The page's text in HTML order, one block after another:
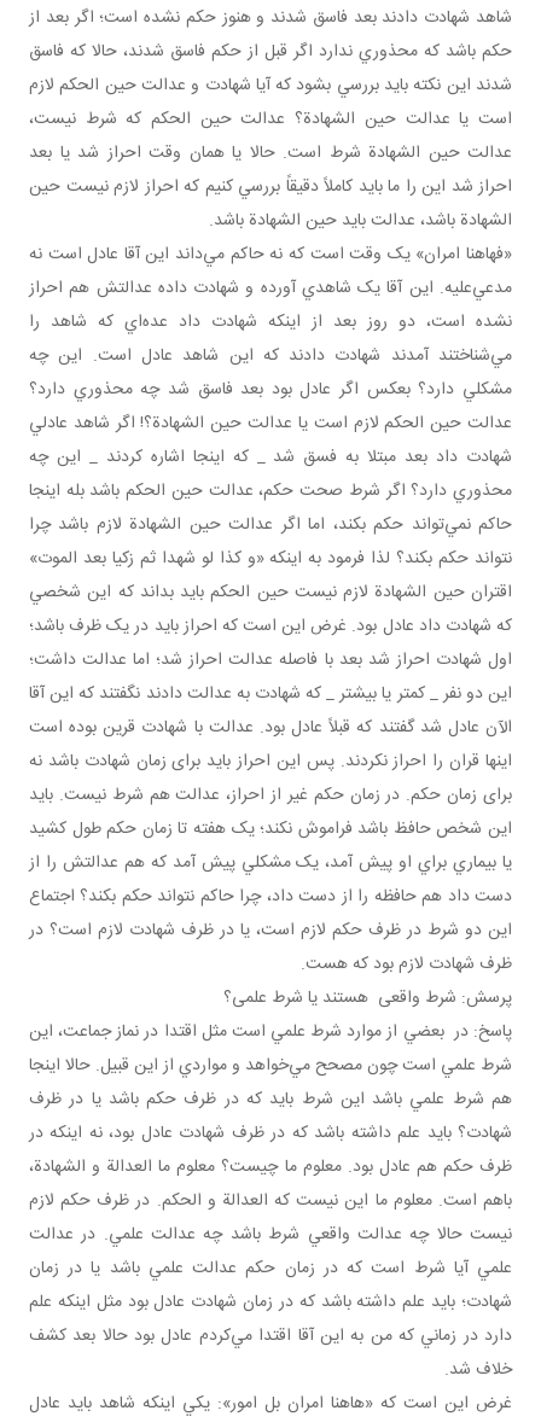
شاهد شهادت دادند بعد فاسق شدند و هنوز حکم نشده است؛ اگر بعد از
حکم باشد که محذوري ندارد اگر قبل از حکم فاسق شدند، حالا که فاسق
شدند اين نکته بايد بررسي بشود که آيا شهادت و عدالت حين الحکم لازم
است يا عدالت حين الشهادة؟ عدالت حين الحکم که شرط نيست،
عدالت حين الشهادة شرط است. حالا يا همان وقت احراز شد يا بعد
احراز شد اين را ما بايد کاملاً دقيقاً بررسي کنيم که احراز لازم نيست حين
الشهادة باشد، عدالت بايد حين الشهادة باشد.
«فهاهنا امران» يک وقت است که نه حاکم مي‌داند اين آقا عادل است نه
مدعي‌عليه. اين آقا يک شاهدي آورده و شهادت داده عدالتش هم احراز
نشده است، دو روز بعد از اينکه شهادت داد عده‌اي که شاهد را
مي‌شناختند آمدند شهادت دادند که اين شاهد عادل است. اين چه
مشکلي دارد؟ بعکس اگر عادل بود بعد فاسق شد چه محذوري دارد؟
عدالت حين الحکم لازم است يا عدالت حين الشهادة؟! اگر شاهد عادلي
شهادت داد بعد مبتلا به فسق شد _ که اينجا اشاره کردند _ اين چه
محذوري دارد؟ اگر شرط صحت حکم، عدالت حين الحکم باشد بله اينجا
حاکم نمي‌تواند حکم بکند، اما اگر عدالت حين الشهادة لازم باشد چرا
نتواند حکم بکند؟ لذا فرمود به اينکه «و کذا لو شهدا ثم زکيا بعد الموت»
اقتران حين الشهادة لازم نيست حين الحکم بايد بداند که اين شخصي
که شهادت داد عادل بود. غرض اين است که احراز بايد در يک ظرف باشد؛
اول شهادت احراز شد بعد با فاصله عدالت احراز شد؛ اما عدالت داشت؛
اين دو نفر _ کمتر يا بيشتر _ که شهادت به عدالت دادند نگفتند که اين آقا
الآن عادل شد گفتند که قبلاً عادل بود. عدالت با شهادت قرين بوده است
اينها قران را احراز نکردند. پس اين احراز بايد برای زمان شهادت باشد نه
برای زمان حکم. در زمان حکم غير از احراز، عدالت هم شرط نيست. بايد
اين شخص حافظ باشد فراموش نکند؛ يک هفته تا زمان حکم طول کشيد
يا بيماري براي او پيش آمد، يک مشکلي پيش آمد که هم عدالتش را از
دست داد هم حافظه را از دست داد، چرا حاکم نتواند حکم بکند؟ اجتماع
اين دو شرط در ظرف حکم لازم است، يا در ظرف شهادت لازم است؟ در
ظرف شهادت لازم بود که هست.
پرسش: شرط واقعی هستند يا شرط علمی؟
پاسخ: در بعضي از موارد شرط علمي است مثل اقتدا در نماز جماعت، اين
شرط علمي است چون مصحح مي‌خواهد و مواردي از اين قبيل. حالا اينجا
هم شرط علمي باشد اين شرط بايد که در ظرف حکم باشد يا در ظرف
شهادت؟ بايد علم داشته باشد که در ظرف شهادت عادل بود، نه اينکه در
ظرف حکم هم عادل بود. معلوم ما چيست؟ معلوم ما العدالة و الشهادة،
باهم است. معلوم ما اين نيست که العدالة و الحکم. در ظرف حکم لازم
نيست حالا چه عدالت واقعي شرط باشد چه عدالت علمي. در عدالت
علمي آيا شرط است که در زمان حکم عدالت علمي باشد يا در زمان
شهادت؛ بايد علم داشته باشد که در زمان شهادت عادل بود مثل اينکه علم
دارد در زماني که من به اين آقا اقتدا مي‌کردم عادل بود حالا بعد کشف
خلاف شد.
غرض اين است که «هاهنا امران بل امور»: يکي اينکه شاهد بايد عادل